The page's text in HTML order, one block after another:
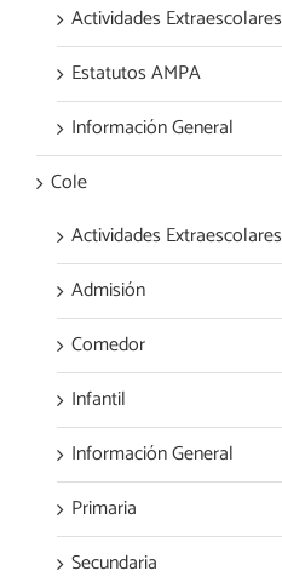
Actividades Extraescolares
Estatutos AMPA
Información General
Cole
Actividades Extraescolares
Admisión
Comedor
Infantil
Información General
Primaria
Secundaria